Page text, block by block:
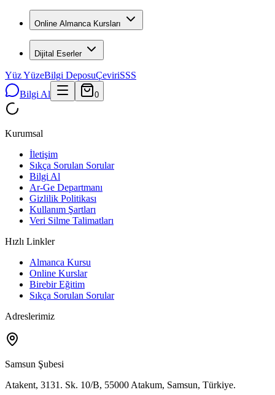
Online Almanca Kursları
Dijital Eserler
Yüz YüzeBilgi DeposuÇeviriSSS
Bilgi Al
0
Kurumsal
İletişim
Sıkça Sorulan Sorular
Bilgi Al
Ar-Ge Departmanı
Gizlilik Politikası
Kullanım Şartları
Veri Silme Talimatları
Hızlı Linkler
Almanca Kursu
Online Kurslar
Birebir Eğitim
Sıkça Sorulan Sorular
Adreslerimiz
Samsun Şubesi
Atakent, 3131. Sk. 10/B, 55000 Atakum, Samsun, Türkiye.